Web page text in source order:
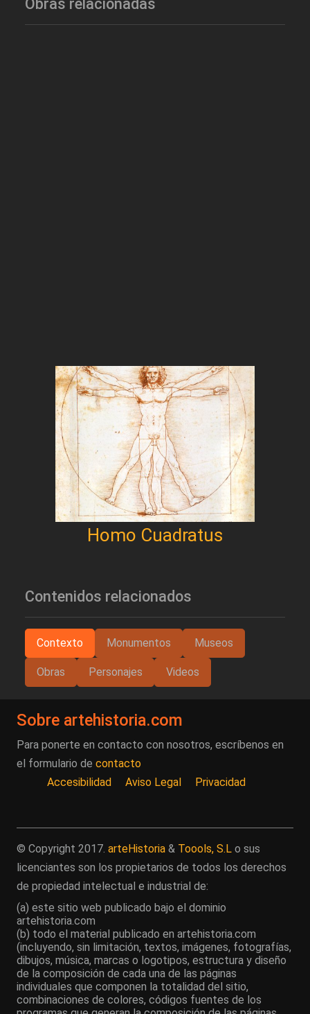
Obras relacionadas
Homo Cuadratus
Contenidos relacionados
Contexto Monumentos Museos
Obras Personajes Videos
Sobre artehistoria.com
Para ponerte en contacto con nosotros, escríbenos en
el formulario de contacto
Accesibilidad
Aviso Legal Privacidad
© Copyright 2017. arteHistoria & Toools, S.L o sus
licenciantes son los propietarios de todos los derechos
de propiedad intelectual e industrial de:
(a) este sitio web publicado bajo el dominio
artehistoria.com
(b) todo el material publicado en artehistoria.com
(incluyendo, sin limitación, textos, imágenes, fotografías,
dibujos, música, marcas o logotipos, estructura y diseño
de la composición de cada una de las páginas
individuales que componen la totalidad del sitio,
combinaciones de colores, códigos fuentes de los